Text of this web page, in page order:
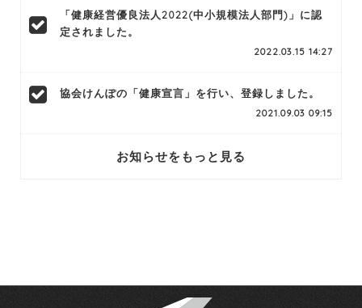
「健康経営優良法人2022(中小規模法人部門)」に認
定されました。
2022.03.15 14:27
協会けんぽの「健康宣言」を行い、登録しました。
2021.09.03 09:15
お知らせをもっと見る